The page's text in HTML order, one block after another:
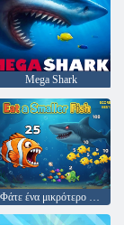
Mega Shark
Φάτε ένα μικρότερο ψάρι